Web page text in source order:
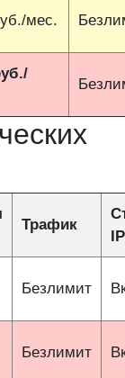
мес.
Трафик
IP
Безлимит
Безлимит